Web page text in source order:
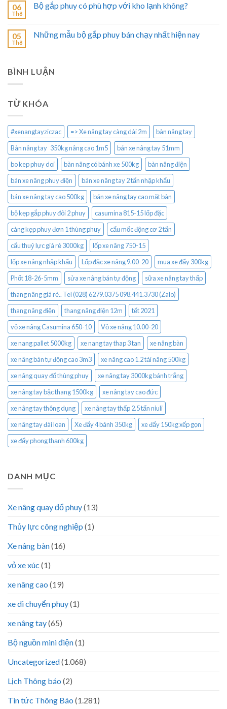
06
Th8
Bộ gắp phuy có phù hợp với kho lạnh không?
05
Th8
Những mẫu bộ gắp phuy bán chạy nhất hiện nay
BÌNH LUẬN
TỪ KHÓA
#xenangtayziczac => Xe nâng tay càng dài 2m
bàn nâng tay
Bàn nâng tay 350kg nâng cao 1m5
bán xe nâng tay 51mm
bo kep phuy doi
bàn nâng có bánh xe 500kg
bàn nâng điện
bán xe nâng phuy điện
bán xe nâng tay 2 tấn nhập khẩu
bán xe nâng tay cao 500kg
bán xe nâng tay cao mặt bàn
bộ kẹp gắp phuy đôi 2 phuy
casumina 815-15 lốp đặc
càng kẹp phuy đơn 1 thùng phuy
cẩu mốc động cơ 2 tấn
cẩu thuỷ lực giá rẻ 3000kg
lốp xe nâng 750-15
lốp xe nâng nhập khẩu
Lốp đặc xe nâng 9.00-20
mua xe đẩy 300kg
Phốt 18-26-5mm
sửa xe nâng bán tự động
sữa xe nâng tay thấp
thang nâng giá rẻ.. Tel (028) 6279.0375 098.441.3730 (Zalo)
thang nâng điện
thang nâng điện 12m
tết 2021
vỏ xe nâng Casumina 650-10
Vỏ xe nâng 10.00-20
xe nang pallet 5000kg
xe nang tay thap 3 tan
xe nâng bàn
xe nâng bán tự động cao 3m3
xe nâng cao 1.2 tải nâng 500kg
xe nâng quay đổ thùng phuy
xe nâng tay 3000kg bánh trắng
xe nâng tay bậc thang 1500kg
xe nâng tay cao đức
xe nâng tay thông dụng
xe nâng tay thấp 2.5 tấn niuli
xe nâng tay đài loan
Xe đẩy 4 bánh 350kg
xe đẩy 150kg xếp gọn
xe đẩy phong thạnh 600kg
DANH MỤC
Xe nâng quay đổ phuy(13)
Thủy lực công nghiệp (1)
Xe nâng bàn(16)
vỏ xe xúc (1)
xe nâng cao (19)
xe di chuyển phuy(1)
xe nâng tay(65)
Bộ nguồn mini điện(1)
Uncategorized(1.068)
Lịch Thông báo (2)
Tin tức Thông Báo (1.281)